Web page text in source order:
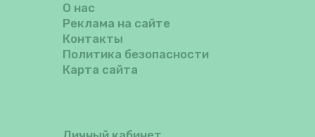
О нас
Реклама на сайте
Контакты
Политика безопасности
Карта сайта